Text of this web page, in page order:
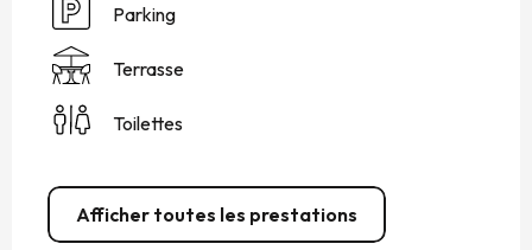
Parking
Terrasse
Toilettes
Afficher toutes les prestations